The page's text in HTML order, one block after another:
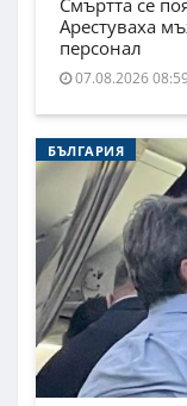
Арестуваха
персонал
07.08.2026
БЪЛГАРИЯ